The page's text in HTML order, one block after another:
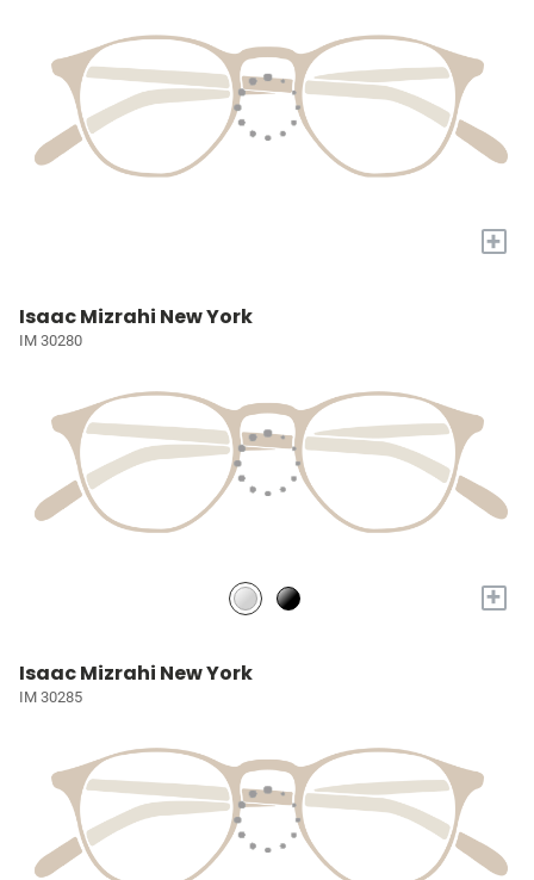
+
Isaac Mizrahi New York
IM 30280
+
Isaac Mizrahi New York
IM 30285